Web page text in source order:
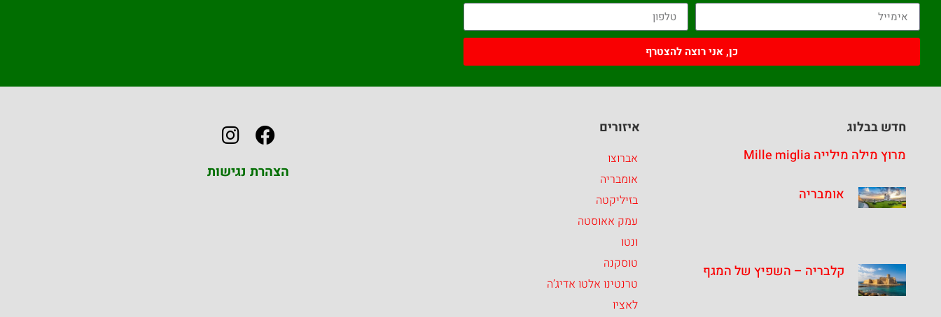
כן, אני רוצה להצטרף
חדש בבלוג
מרוץ מילה מילייה Mille miglia
אומבריה
קלבריה – השפיץ של המגף
איזורים
אברוצו
אומבריה
בזיליקטה
עמק אאוסטה
ונטו
טוסקנה
טרנטינו אלטו אדיג’ה
לאציו
הצהרת נגישות